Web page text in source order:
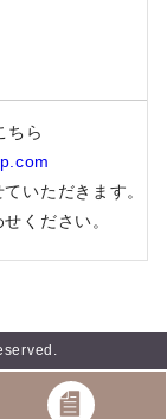
ちら
いただきます。
ください。